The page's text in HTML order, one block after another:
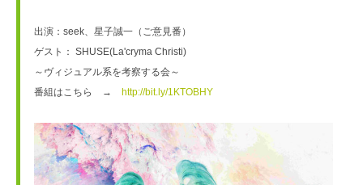
出演：seek、星子誠一（ご意見番）
ゲスト： SHUSE(La'cryma Christi)
～ヴィジュアル系を考察する会～
番組はこちら　→ http://bit.ly/1KTOBHY